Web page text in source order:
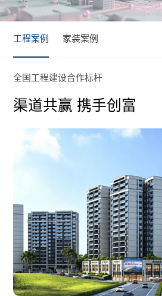
工程案例 家装案例
全国工程建设合作标杆
渠道共赢 携手创富